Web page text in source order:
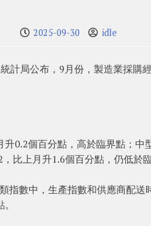
2025-09-30 idle
計局公布，9月份，製造業採購
0.2個百分點，高於臨界點；中
比上月升1.6個百分點，仍低於臨
數中，生產指數和供應商配送